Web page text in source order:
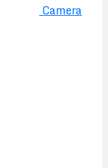
Camera